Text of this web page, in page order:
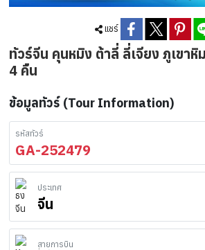
แชร์
ทัวร์จีน คุนหมิง ต้าลี่ ลี่เจียง ภูเขา
4 คืน
ข้อมูลทัวร์ (Tour Information)
รหัสทัวร์
GA-252479
ประเทศ
จีน
สายการบิน